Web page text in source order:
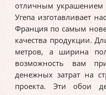
отличным украшением
Угепа изготавливает
Франция по самым
качества продукции.
метров, а ширина
возможность вам
денежных затрат на
проекта. Эти обои